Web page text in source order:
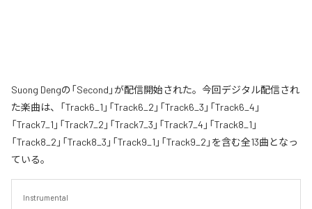
Suong Dengの「Second」が配信開始された。今回デジタル配信され
た楽曲は、「Track6_1」「Track6_2」「Track6_3」「Track6_4」
「Track7_1」「Track7_2」「Track7_3」「Track7_4」「Track8_1」
「Track8_2」「Track8_3」「Track9_1」「Track9_2」を含む全13曲となっ
ている。
Instrumental